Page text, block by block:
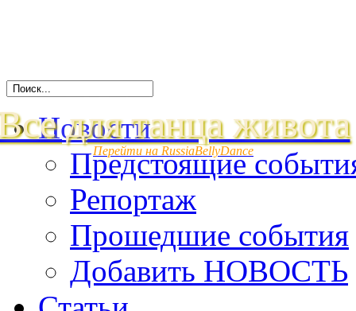
для танца живота
Перейти на RussiaBellyDance
Новости
Предстоящие
Репортаж
Прошедшие события
Добавить НОВОСТЬ